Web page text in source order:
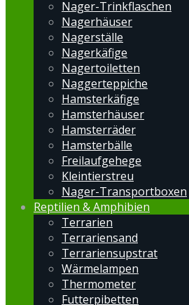
Nager-Trinkflaschen
Nagerhäuser
Nagerställe
Nagerkäfige
Nagertoiletten
Naggerteppiche
Hamsterkäfige
Hamsterhäuser
Hamsterräder
Hamsterbälle
Freilaufgehege
Kleintierstreu
Nager-Transportboxen
Reptilien & Amphibien
Terrarien
Terrariensand
Terrariensupstrat
Wärmelampen
Thermometer
Futterpibetten